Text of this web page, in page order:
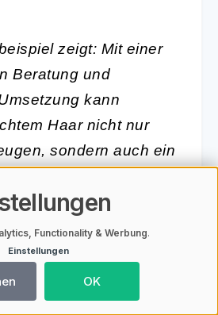
zeigt: Mit einer
Beratung und
kann
Haar nicht nur
sondern auch ein
Erneuerung des
Erneuerung des
Functionality & Werbung.
Einstellungen
OK